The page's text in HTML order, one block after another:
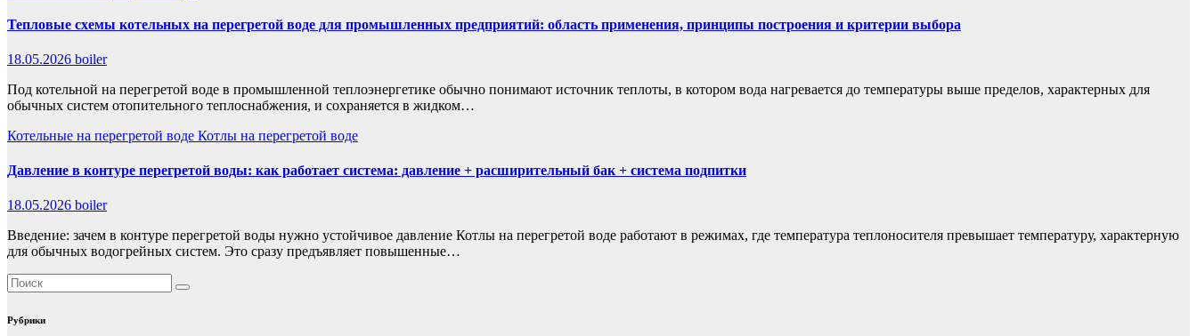
Тепловые схемы котельных на перегретой воде для промышленных предприятий: область применения, принципы построения и критерии выбора
18.05.2026 boiler
Под котельной на перегретой воде в промышленной теплоэнергетике обычно понимают источник теплоты, в котором вода нагревается до температуры выше пределов, характерных для
обычных систем отопительного теплоснабжения, и сохраняется в жидком…
Котельные на перегретой воде Котлы на перегретой воде
Давление в контуре перегретой воды: как работает система: давление + расширительный бак + система подпитки
18.05.2026 boiler
Введение: зачем в контуре перегретой воды нужно устойчивое давление Котлы на перегретой воде работают в режимах, где температура теплоносителя превышает температуру, характерную
для обычных водогрейных систем. Это сразу предъявляет повышенные…
Рубрики